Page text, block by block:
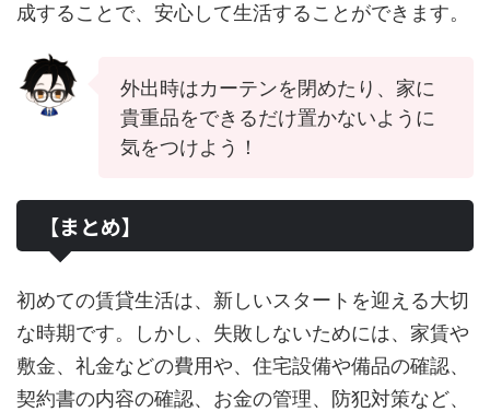
成することで、安心して生活することができます。
外出時はカーテンを閉めたり、家に
貴重品をできるだけ置かないように
気をつけよう！
【まとめ】
初めての賃貸生活は、新しいスタートを迎える大切
な時期です。しかし、失敗しないためには、家賃や
敷金、礼金などの費用や、住宅設備や備品の確認、
契約書の内容の確認、お金の管理、防犯対策など、